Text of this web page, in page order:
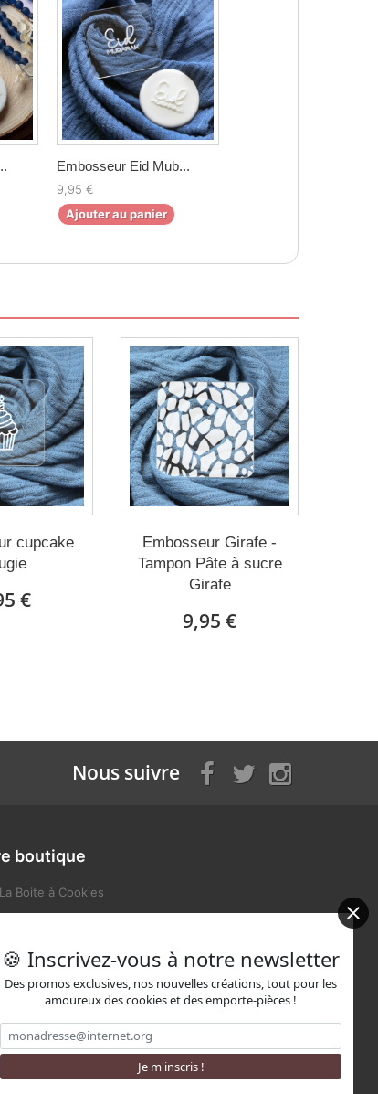
Embosseur Eid Mub...
9,95 €
Ajouter au panier
cupcake
€
Embosseur Girafe -
Tampon Pâte à sucre
Girafe
9,95 €
Nous suivre
boutique
La Boite à Cookies
E-mail :contact@laboiteacookies.com
🍪 Inscrivez-vous à notre newsletter
Des promos exclusives, nos nouvelles créations, tout pour les
amoureux des cookies et des emporte-pièces !